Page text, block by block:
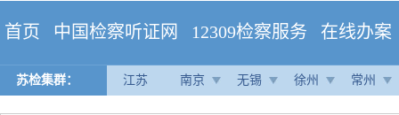
首页 中国检察听证网 12309检察服务 在线办案
苏检集群： 江苏 南京 无锡 徐州 常州